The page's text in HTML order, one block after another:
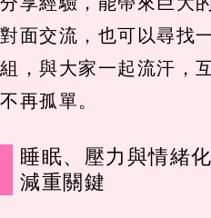
對面交流，也可以尋找
組，與大家一起流汗，
不再孤單。
睡眠、壓力與情緒
減重關鍵